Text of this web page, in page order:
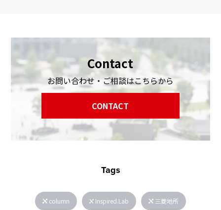
Contact
お問い合わせ・ご相談はこちらから
CONTACT
Tags
column Inspired.Lab 三菱地所